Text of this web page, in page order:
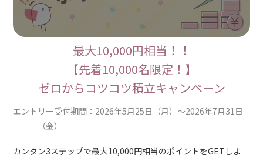
最大10,000円相当！！
【先着10,000名限定！】
ゼロからコツコツ積立キャンペーン
エントリー受付期間：2026年5月25日（月）～2026年7月31日
（金）
カンタン3ステップで最大10,000円相当のポイントをGETしよ